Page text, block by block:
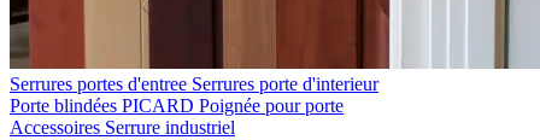
Serrures portes d'entree Serrures porte d'interieur
Porte blindées PICARD Poignée pour porte
Accessoires Serrure industriel